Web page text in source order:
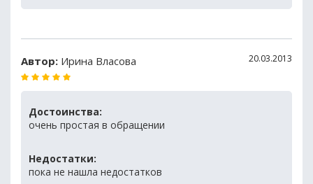
Автор: Ирина Власова 20.03.2013
Достоинства:
очень простая в обращении
Недостатки:
пока не нашла недостатков